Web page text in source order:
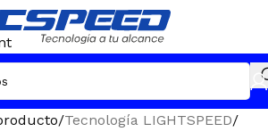
Tecnología LIGHTSPEED